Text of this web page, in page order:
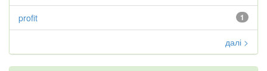
1
profit
далі >